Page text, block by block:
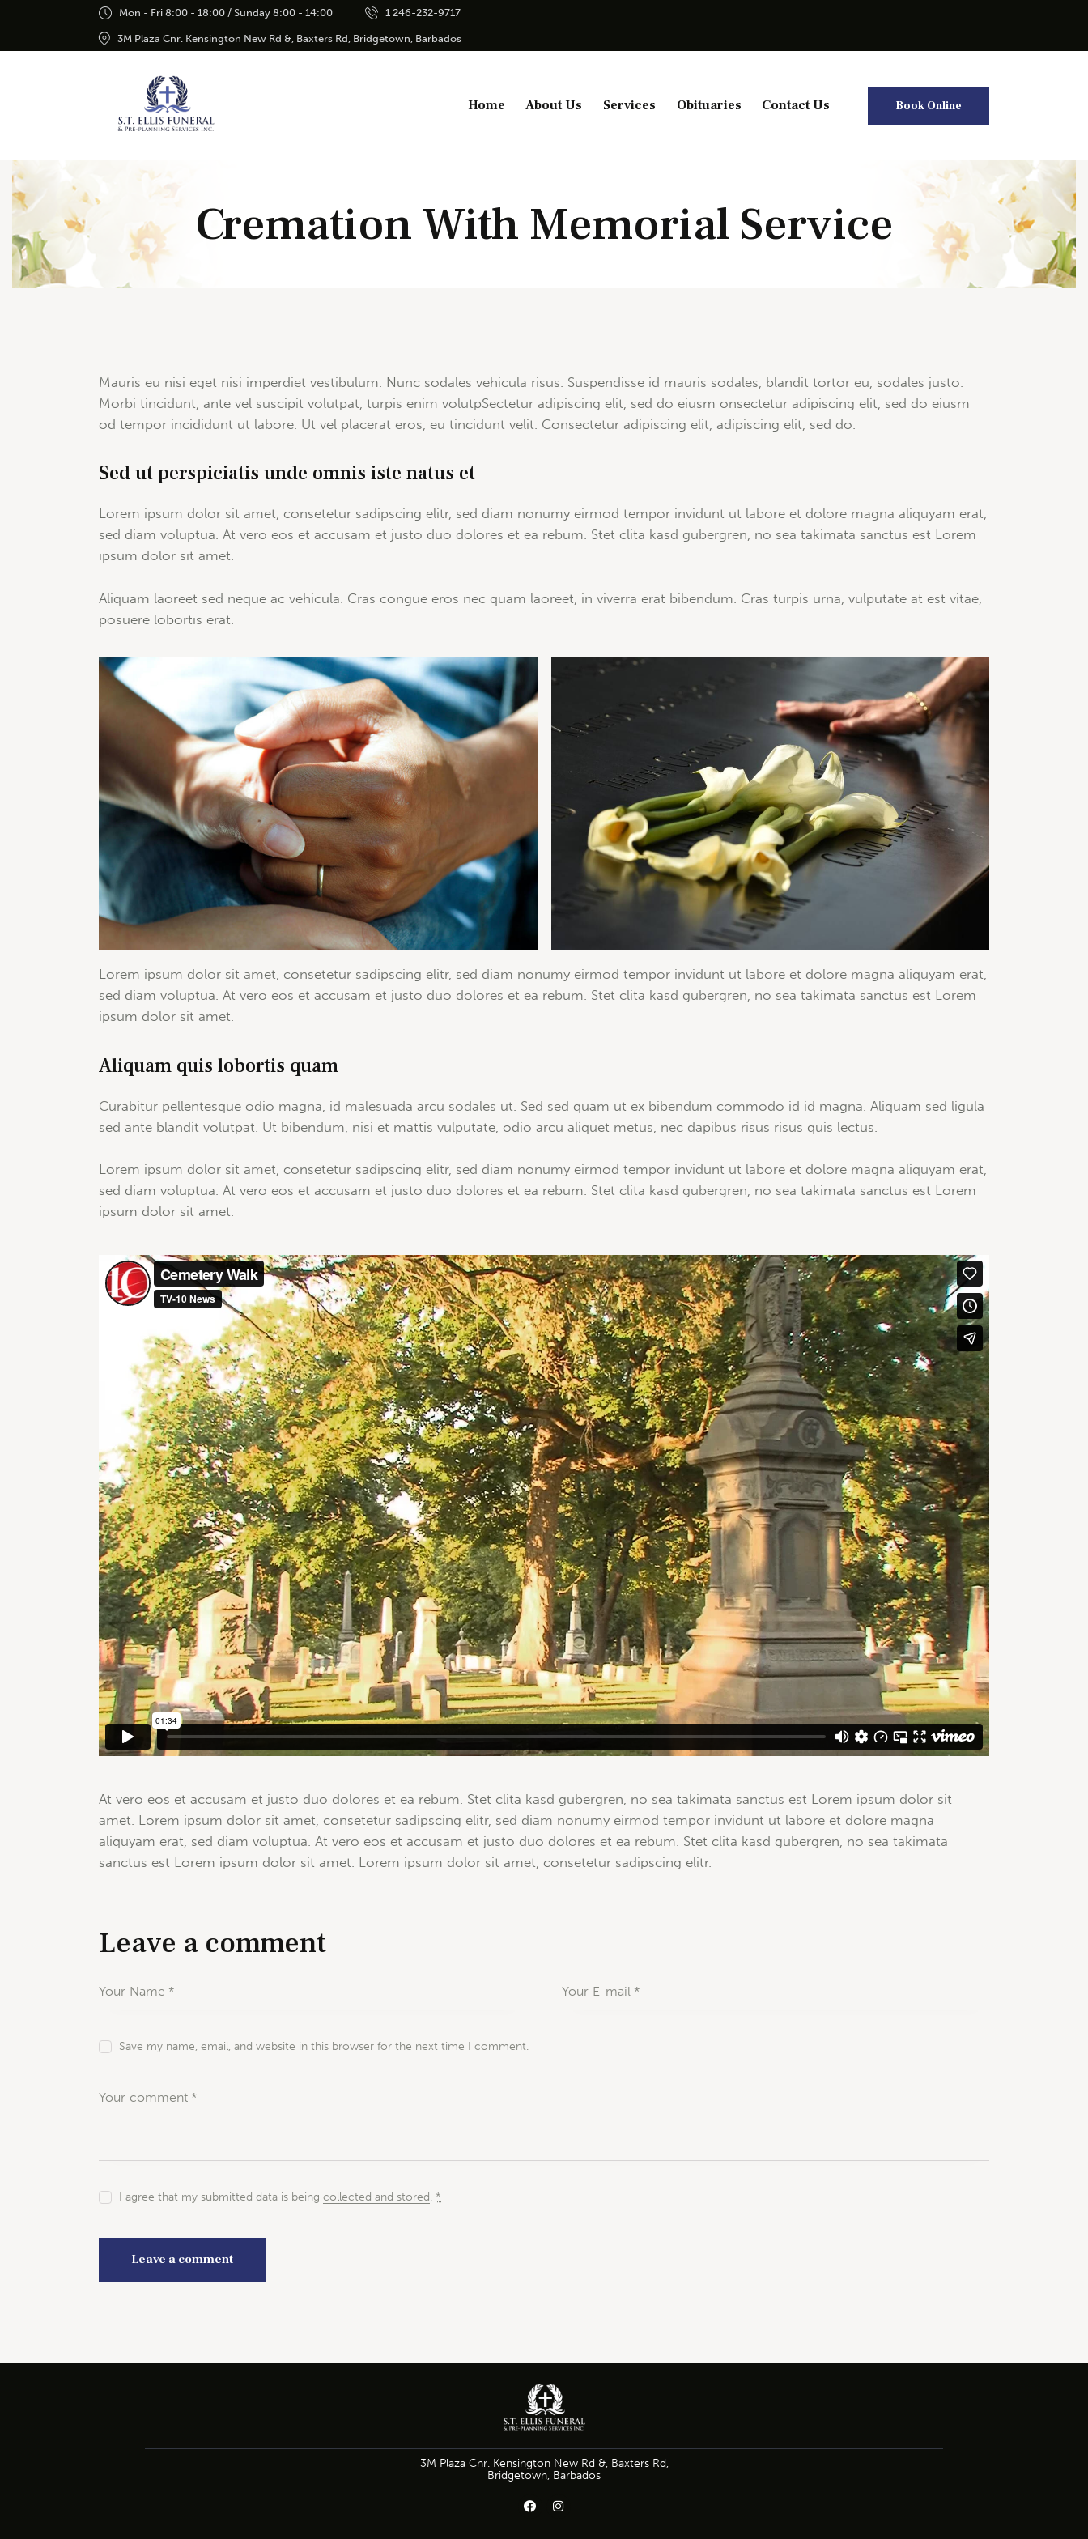
Mon - Fri 8:00 - 18:00 / Sunday 8:00 - 14:00 1 246-232-9717
3M Plaza Cnr. Kensington New Rd &, Baxters Rd, Bridgetown, Barbados
Home About Us Services Obituaries Contact Us Book Online
Cremation With Memorial Service
Mauris eu nisi eget nisi imperdiet vestibulum. Nunc sodales vehicula risus. Suspendisse id mauris sodales, blandit tortor eu, sodales justo.
Morbi tincidunt, ante vel suscipit volutpat, turpis enim volutpSectetur adipiscing elit, sed do eiusm onsectetur adipiscing elit, sed do eiusm
od tempor incididunt ut labore. Ut vel placerat eros, eu tincidunt velit. Consectetur adipiscing elit, adipiscing elit, sed do.
Sed ut perspiciatis unde omnis iste natus et
Lorem ipsum dolor sit amet, consetetur sadipscing elitr, sed diam nonumy eirmod tempor invidunt ut labore et dolore magna aliquyam erat,
sed diam voluptua. At vero eos et accusam et justo duo dolores et ea rebum. Stet clita kasd gubergren, no sea takimata sanctus est Lorem
ipsum dolor sit amet.
Aliquam laoreet sed neque ac vehicula. Cras congue eros nec quam laoreet, in viverra erat bibendum. Cras turpis urna, vulputate at est vitae,
posuere lobortis erat.
Lorem ipsum dolor sit amet, consetetur sadipscing elitr, sed diam nonumy eirmod tempor invidunt ut labore et dolore magna aliquyam erat,
sed diam voluptua. At vero eos et accusam et justo duo dolores et ea rebum. Stet clita kasd gubergren, no sea takimata sanctus est Lorem
ipsum dolor sit amet.
Aliquam quis lobortis quam
Curabitur pellentesque odio magna, id malesuada arcu sodales ut. Sed sed quam ut ex bibendum commodo id id magna. Aliquam sed ligula
sed ante blandit volutpat. Ut bibendum, nisi et mattis vulputate, odio arcu aliquet metus, nec dapibus risus risus quis lectus.
Lorem ipsum dolor sit amet, consetetur sadipscing elitr, sed diam nonumy eirmod tempor invidunt ut labore et dolore magna aliquyam erat,
sed diam voluptua. At vero eos et accusam et justo duo dolores et ea rebum. Stet clita kasd gubergren, no sea takimata sanctus est Lorem
ipsum dolor sit amet.
At vero eos et accusam et justo duo dolores et ea rebum. Stet clita kasd gubergren, no sea takimata sanctus est Lorem ipsum dolor sit
amet. Lorem ipsum dolor sit amet, consetetur sadipscing elitr, sed diam nonumy eirmod tempor invidunt ut labore et dolore magna
aliquyam erat, sed diam voluptua. At vero eos et accusam et justo duo dolores et ea rebum. Stet clita kasd gubergren, no sea takimata
sanctus est Lorem ipsum dolor sit amet. Lorem ipsum dolor sit amet, consetetur sadipscing elitr.
Leave a comment
Save my name, email, and website in this browser for the next time I comment.
I agree that my submitted data is beingcollected and stored. *
3M Plaza Cnr. Kensington New Rd &, Baxters Rd,
Bridgetown, Barbados